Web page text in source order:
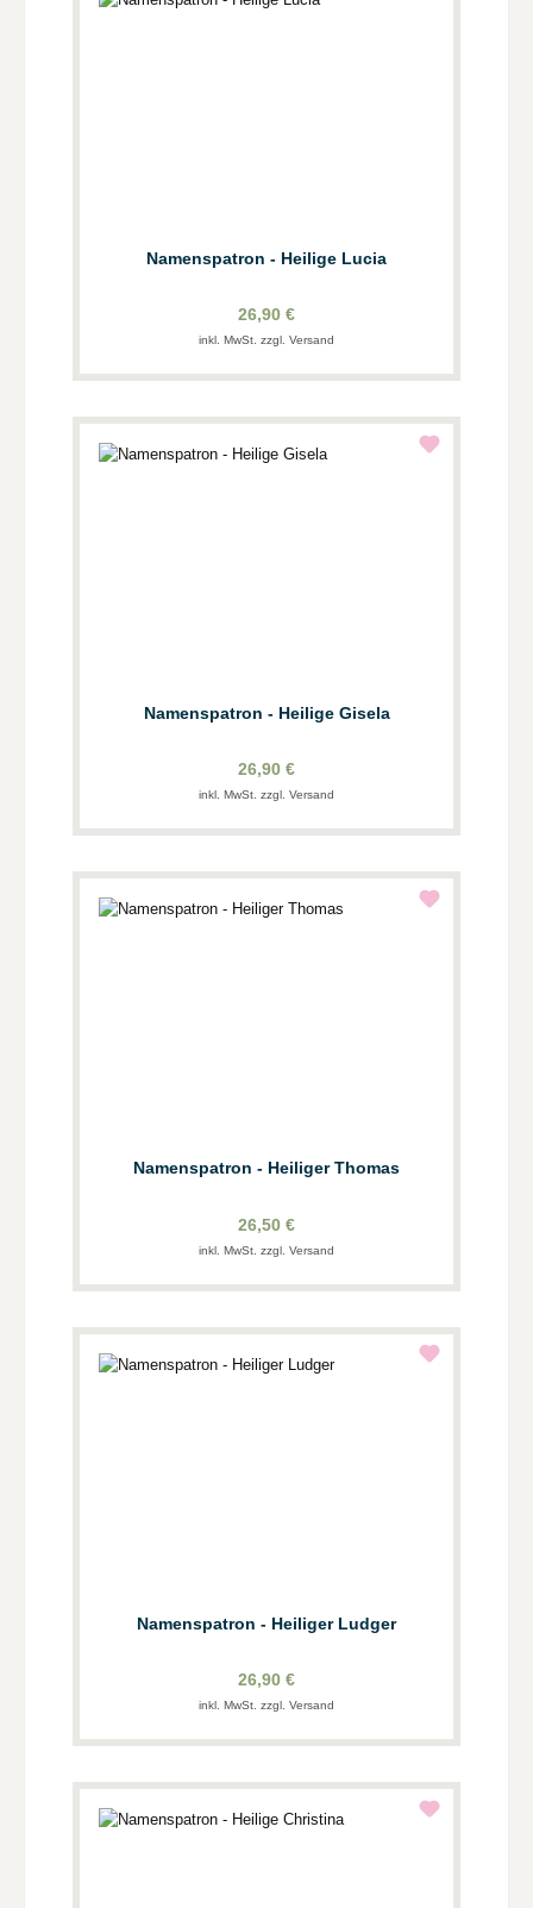
Namenspatron - Heilige Lucia
26,90 €
inkl. MwSt. zzgl. Versand
Namenspatron - Heilige Gisela
26,90 €
inkl. MwSt. zzgl. Versand
Namenspatron - Heiliger Thomas
26,50 €
inkl. MwSt. zzgl. Versand
Namenspatron - Heiliger Ludger
26,90 €
inkl. MwSt. zzgl. Versand